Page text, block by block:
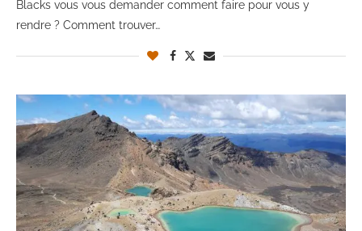
Blacks vous vous demander comment faire pour vous y
rendre ? Comment trouver…